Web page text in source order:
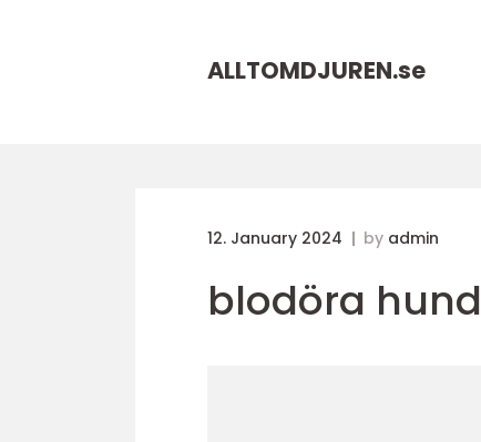
ALLTOMDJUREN.se
12. January 2024 by admin
blodöra hund